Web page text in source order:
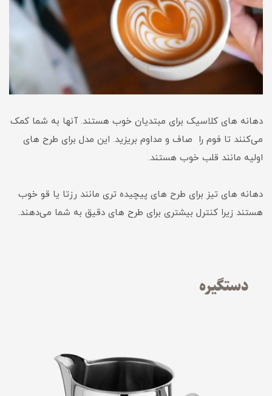
دهانه های کلاسیک برای مبتدیان خوب هستند. آنها به شما کمک
می‌کنند تا فوم را صاف و مداوم بریزید. این مدل برای طرح های
اولیه مانند قلب خوب هستند.
دهانه های تیز برای طرح های پیچیده تری مانند رزتا یا قو خوب
هستند زیرا کنترل بیشتری برای طرح های دقیق به شما می‌دهند.
دستگیره